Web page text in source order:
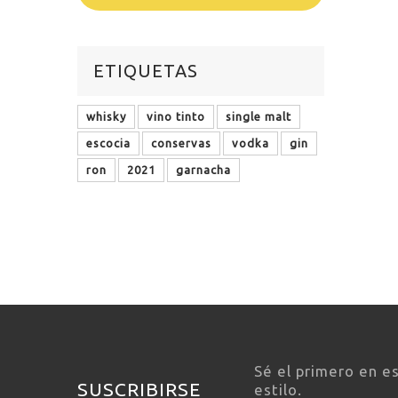
ETIQUETAS
whisky vino tinto single malt
escocia conservas vodka gin
ron 2021 garnacha
SUSCRIBIRSE
Sé el primero en
estilo.